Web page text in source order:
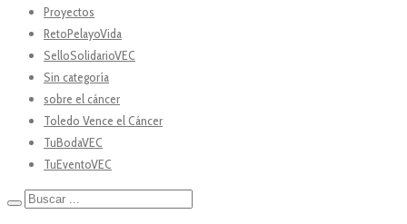
Proyectos
RetoPelayoVida
SelloSolidarioVEC
Sin categoría
sobre el cáncer
Toledo Vence el Cáncer
TuBodaVEC
TuEventoVEC